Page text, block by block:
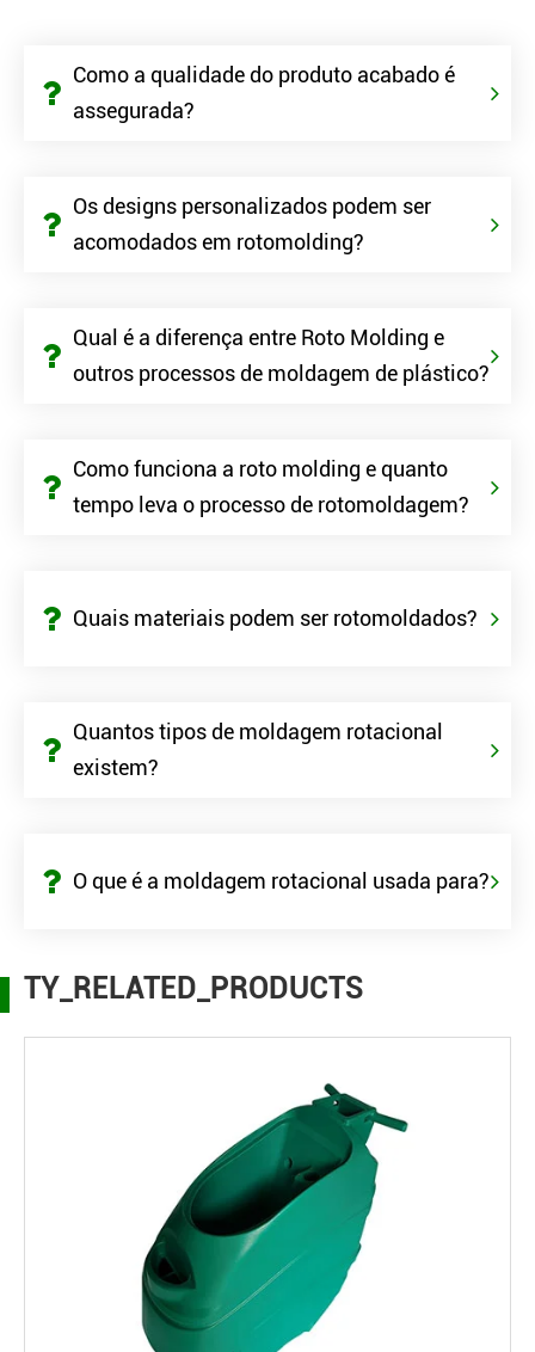
Como a qualidade do produto acabado é
assegurada?
Os designs personalizados podem ser
acomodados em rotomolding?
Qual é a diferença entre Roto Molding e
outros processos de moldagem de plástico?
Como funciona a roto molding e quanto
tempo leva o processo de rotomoldagem?
Quais materiais podem ser rotomoldados?
Quantos tipos de moldagem rotacional
existem?
O que é a moldagem rotacional usada para?
TY_RELATED_PRODUCTS